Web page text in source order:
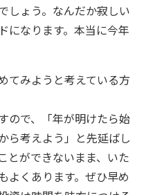
しょう。なんだか寂しい
になります。本当に今年
てみようと考えている方
ので、「年が明けたら始
ら考えよう」と先延ばし
とができないまま、いた
よくあります。ぜひ早め